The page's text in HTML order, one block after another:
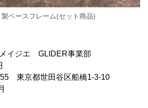
製ベースフレーム(セット商品)
イジエ GLIDER事業部
東京都世田谷区船橋1-3-10